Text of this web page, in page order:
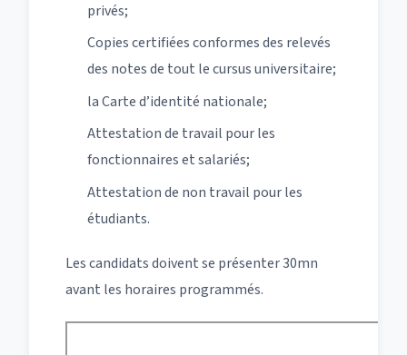
privés;
Copies certifiées conformes des relevés
des notes de tout le cursus universitaire;
la Carte d’identité nationale;
Attestation de travail pour les
fonctionnaires et salariés;
Attestation de non travail pour les
étudiants.
Les candidats doivent se présenter 30mn
avant les horaires programmés.